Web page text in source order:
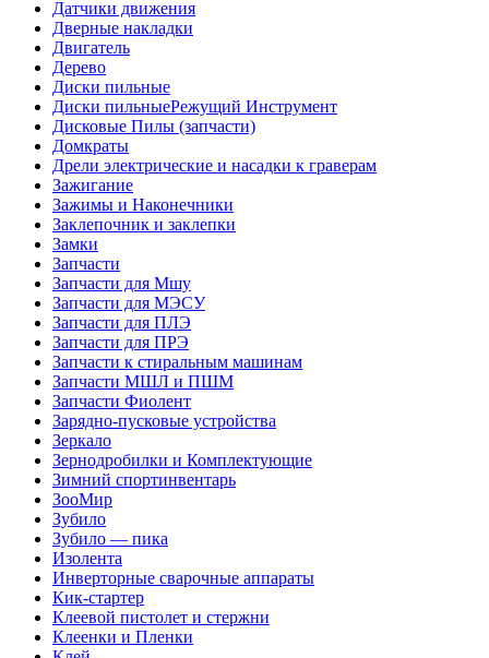
Датчики движения
Дверные накладки
Двигатель
Дерево
Диски пильные
Диски пильныеРежущий Инструмент
Дисковые Пилы (запчасти)
Домкраты
Дрели электрические и насадки к граверам
Зажигание
Зажимы и Наконечники
Заклепочник и заклепки
Замки
Запчасти
Запчасти для Мшу
Запчасти для МЭСУ
Запчасти для ПЛЭ
Запчасти для ПРЭ
Запчасти к стиральным машинам
Запчасти МШЛ и ПШМ
Запчасти Фиолент
Зарядно-пусковые устройства
Зеркало
Зернодробилки и Комплектующие
Зимний спортинвентарь
ЗооМир
Зубило
Зубило — пика
Изолента
Инверторные сварочные аппараты
Кик-стартер
Клеевой пистолет и стержни
Клеенки и Пленки